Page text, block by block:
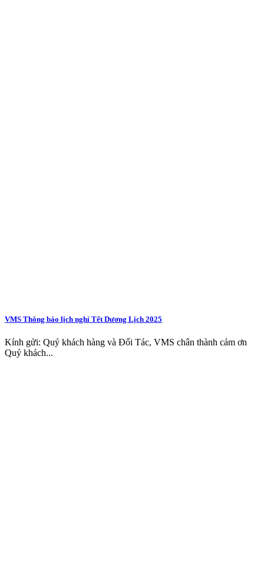
VMS Thông báo lịch nghỉ Tết Dương Lịch 2025
Kính gửi: Quý khách hàng và Đối Tác, VMS chân thành cảm ơn
Quý khách...